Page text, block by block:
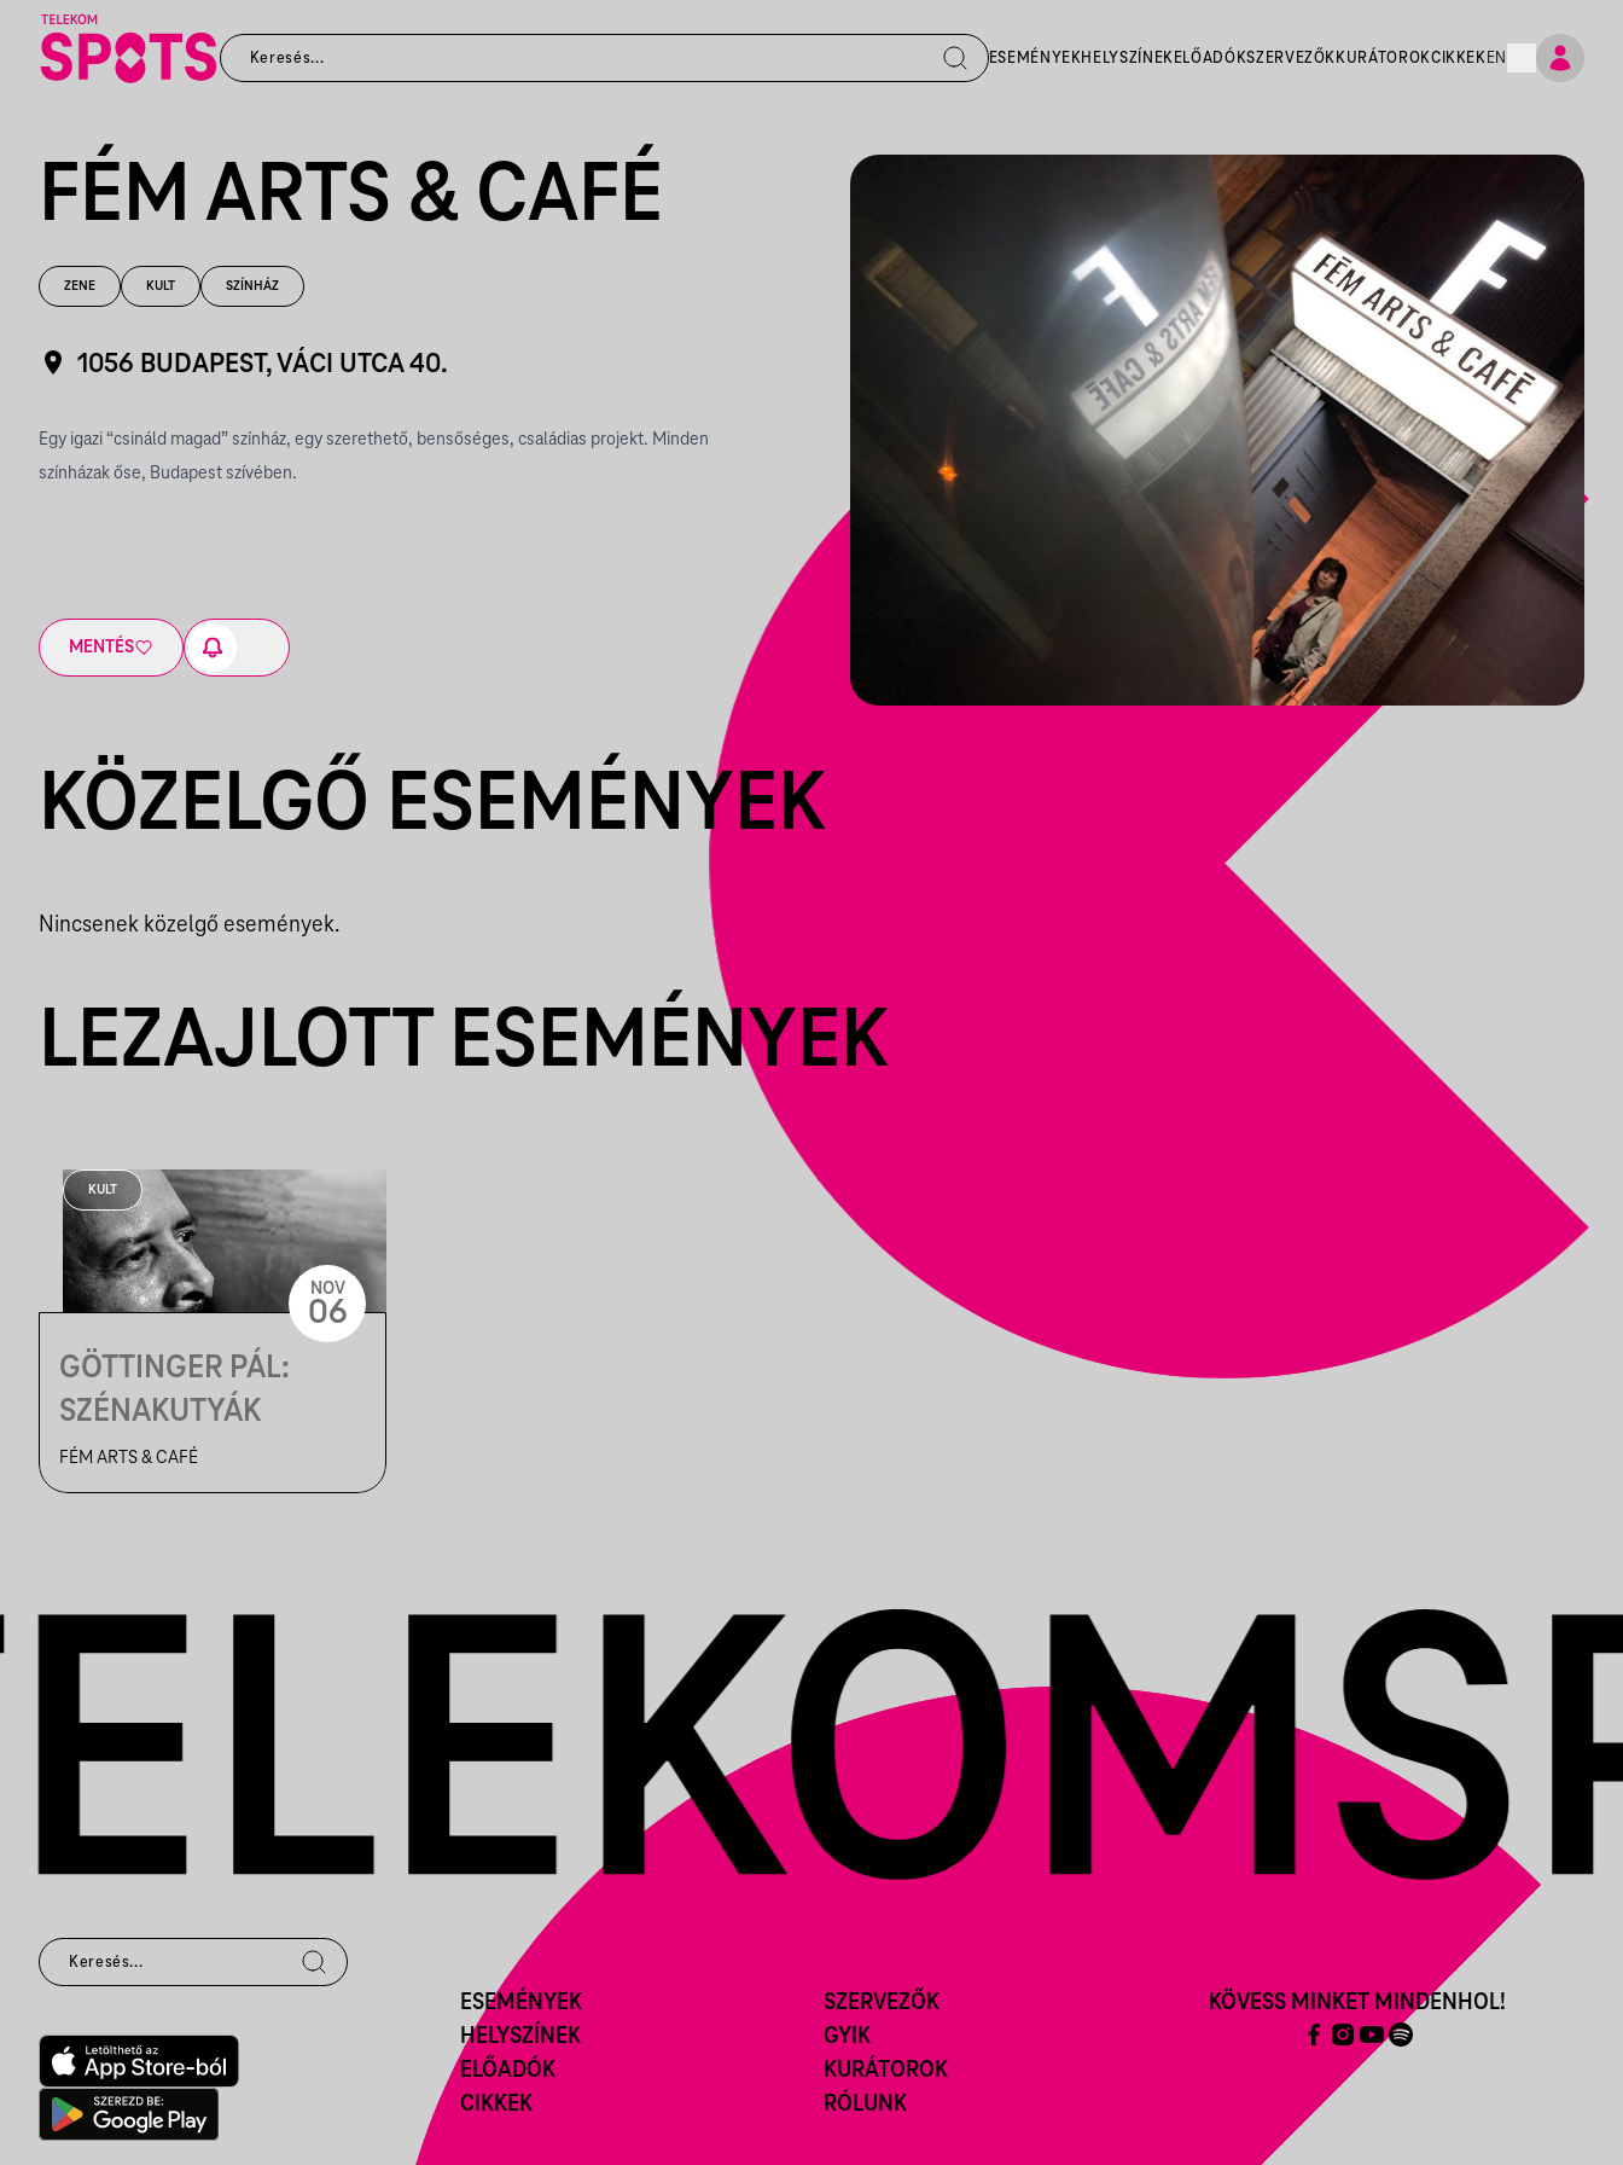
ESEMÉNYEKHELYSZÍNEK ELŐADÓKSZERVEZŐK KURÁTOROKCIKKEK EN
FÉM ARTS & CAFÉ
ZENE KULT SZÍNHÁZ
1056 BUDAPEST, VÁCI UTCA 40.
Egy igazi “csináld magad” színház, egy szerethető, bensőséges, családias projekt. Minden
színházak őse, Budapest szívében.
MENTÉS
KÖZELGŐ ESEMÉNYEK
Nincsenek közelgő események.
LEZAJLOTT ESEMÉNYEK
KULT
GÖTTINGER PÁL:
SZÉNAKUTYÁK
FÉM ARTS & CAFÉ
NOV
06
ESEMÉNYEK
HELYSZÍNEK
ELŐADÓK
CIKKEK
SZERVEZŐK
GYIK
KURÁTOROK
RÓLUNK
KÖVESS MINKET MINDENHOL!